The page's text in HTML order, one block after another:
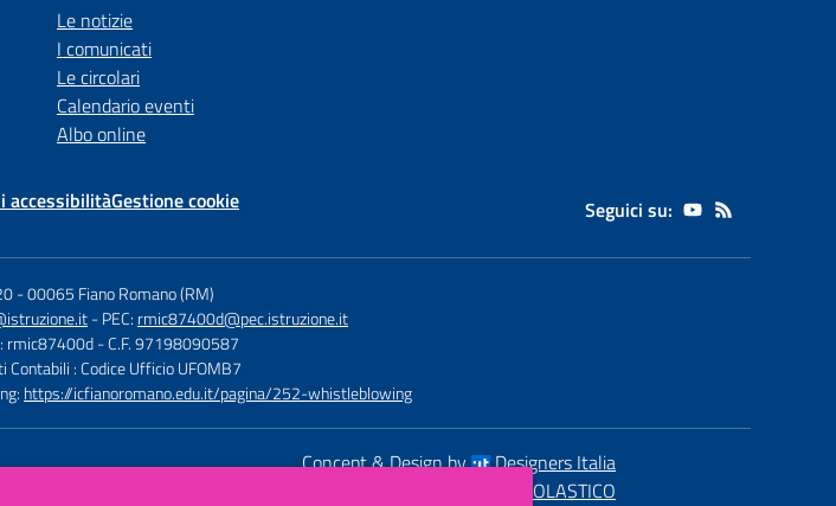
Le notizie
I comunicati
Le circolari
Calendario eventi
Albo online
accessibilitàGestione cookie Seguici su:
-00065 Fiano Romano (RM)
- PEC: rmic87400d@pec.istruzione.it
rmic87400d - C.F. 97198090587
Contabili : Codice Ufficio UFOMB7
https://icfianoromano.edu.it/pagina/252-whistleblowing
Concept & Design by
Designers Italia
SCUOLASTICO